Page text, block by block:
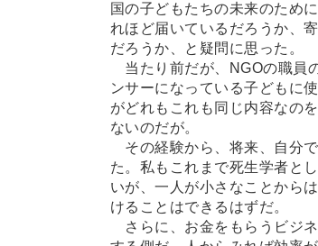
国の子どもたちの未来のため
れほど届いているだろうか、
だろうか、と疑問に思った。
当たり前だが、NGOの職員
ンサーになっている子どもに
がどれもこれも同じ内容なの
ないのだが。
その経験から、将来、自分
た。私もこれまで死生学者と
いが、一人が小さなことから
けることはできるはずだ。
さらに、お金をもらうビジ